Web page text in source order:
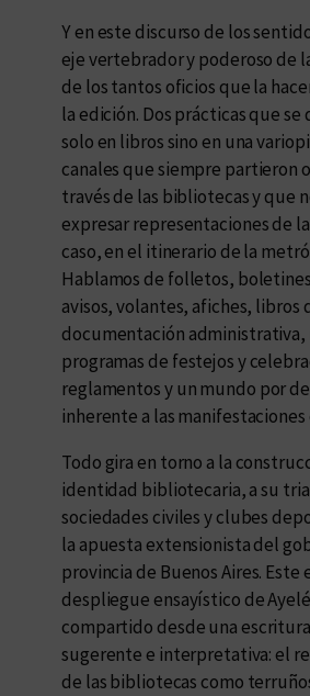
Y en este discurso de los
eje vertebrador y poderoso de
de los tantos oficios que la
la edición. Dos prácticas que se
solo en libros sino en una
canales que siempre partieron
través de las bibliotecas y que
expresar representaciones de
caso, en el itinerario de la
Hablamos de folletos,
avisos, volantes, afiches, libros
documentación administrativa,
programas de festejos y
reglamentos y un mundo por
inherente a las manifestaciones
Todo gira en torno a la
identidad bibliotecaria, a su
sociedades civiles y clubes
la apuesta extensionista del
provincia de Buenos Aires. Este
despliegue ensayístico de
compartido desde una
sugerente e interpretativa: el
de las bibliotecas como